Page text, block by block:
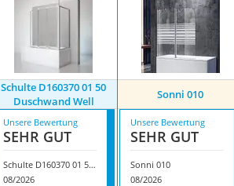
Schulte D160370 01 50
Duschwand Well
Sonni 010
Unsere Bewertung
SEHR GUT
Schulte D160370 01 50 Duschwand Well
08/2026
Unsere Bewertung
SEHR GUT
Sonni 010
08/2026